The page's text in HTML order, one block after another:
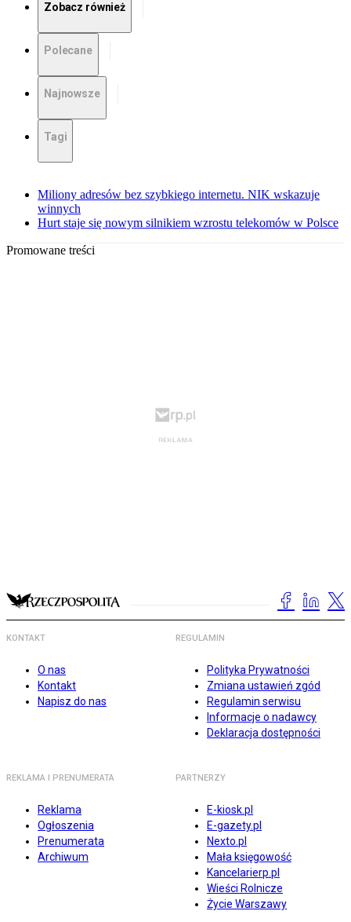
Zobacz również
Polecane
Najnowsze
Tagi
Miliony adresów bez szybkiego internetu. NIK wskazuje
winnych
Hurt staje się nowym silnikiem wzrostu telekomów w Polsce
Promowane treści
KONTAKT
O nas
Kontakt
Napisz do nas
REGULAMIN
Polityka Prywatności
Zmiana ustawień zgód
Regulamin serwisu
Informacje o nadawcy
Deklaracja dostępności
REKLAMA I PRENUMERATA
Reklama
Ogłoszenia
Prenumerata
Archiwum
PARTNERZY
E-kiosk.pl
E-gazety.pl
Nexto.pl
Mała księgowość
Kancelarierp.pl
Wieści Rolnicze
Życie Warszawy